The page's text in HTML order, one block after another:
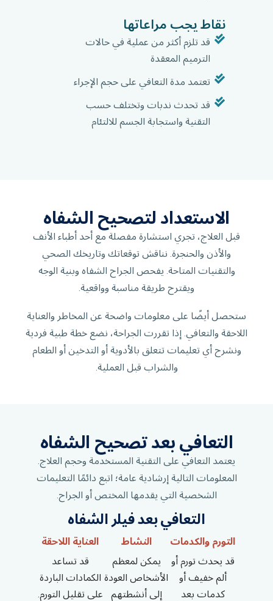
نقاط يجب مراعاتها
قد تلزم أكثر من عملية في حالات
الترميم المعقدة
تعتمد مدة التعافي على حجم الإجراء
قد تحدث ندبات وتختلف حسب
التقنية واستجابة الجسم للالتئام
الاستعداد لتصحيح الشفاه
قبل العلاج، تجري استشارة مفصلة مع أحد أطباء الأنف
والأذن والحنجرة. نناقش توقعاتك وتاريخك الصحي
والتقنيات المتاحة. يفحص الجراح الشفاه وبنية الوجه
ويقترح طريقة مناسبة وواقعية.
ستحصل أيضًا على معلومات واضحة عن المخاطر والعناية
اللاحقة والتعافي. إذا تقررت الجراحة، نضع خطة طبية فردية
ونشرح أي تعليمات تتعلق بالأدوية أو التدخين أو الطعام
والشراب قبل العملية.
التعافي بعد تصحيح الشفاه
يعتمد التعافي على التقنية المستخدمة وحجم العلاج.
المعلومات التالية إرشادية عامة؛ اتبع دائمًا التعليمات
الشخصية التي يقدمها المختص أو الجراح.
التعافي بعد فيلر الشفاه
التورم والكدمات
قد يحدث تورم أو
ألم خفيف أو
كدمات بعد
النشاط
يمكن لمعظم
الأشخاص العودة
إلى أنشطتهم
العناية اللاحقة
قد تساعد
الكمادات الباردة
على تقليل التورم.